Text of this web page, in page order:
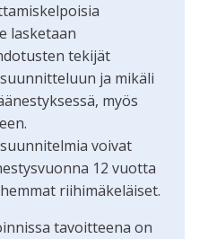
lasketaan
tekijät
ja mikäli
myös
voivat
12 vuotta
riihimäkeläiset.
tavoitteena on